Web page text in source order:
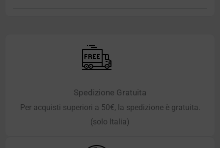
Spedizione Gratuita
Per acquisti superiori a 50€, la spedizione è gratuita.
(solo Italia)